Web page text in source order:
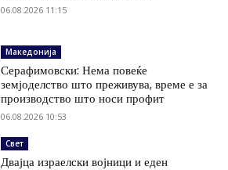
06.08.2026 11:15
Македонија
Серафимовски: Нема повеќе
земјоделство што преживува, време е за
производство што носи профит
06.08.2026 10:53
Свет
Двајца израелски војници и еден